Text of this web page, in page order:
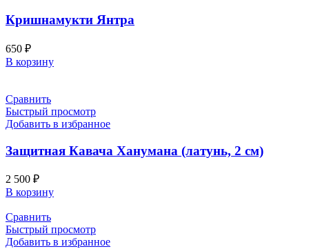
Кришнамукти Янтра
650 ₽
В корзину
Сравнить
Быстрый просмотр
Добавить в избранное
Защитная Кавача Ханумана (латунь, 2 см)
2 500 ₽
В корзину
Сравнить
Быстрый просмотр
Добавить в избранное